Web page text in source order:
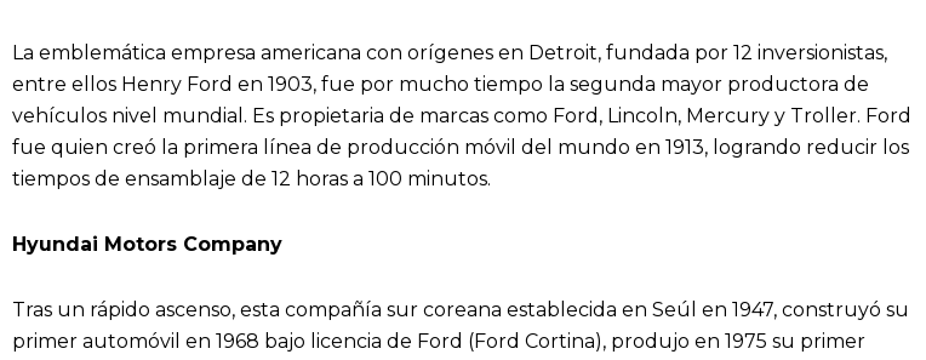
La emblemática empresa americana con orígenes en Detroit, fundada por 12 inversionistas,
entre ellos Henry Ford en 1903, fue por mucho tiempo la segunda mayor productora de
vehículos nivel mundial. Es propietaria de marcas como Ford, Lincoln, Mercury y Troller. Ford
fue quien creó la primera línea de producción móvil del mundo en 1913, logrando reducir los
tiempos de ensamblaje de 12 horas a 100 minutos.
Hyundai Motors Company
Tras un rápido ascenso, esta compañía sur coreana establecida en Seúl en 1947, construyó su
primer automóvil en 1968 bajo licencia de Ford (Ford Cortina), produjo en 1975 su primer